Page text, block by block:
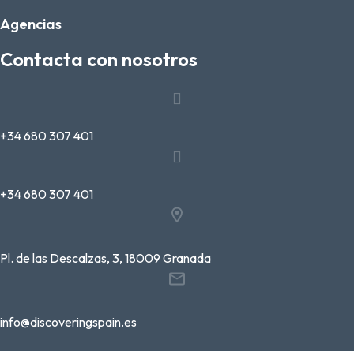
Agencias
Contacta con nosotros
+34 680 307 401
+34 680 307 401
Pl. de las Descalzas, 3, 18009 Granada
info@discoveringspain.es